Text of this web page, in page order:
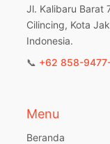
Jl. Kalibaru Barat
Cilincing, Kota
Indonesia.
📞 +62 858-
Menu
Beranda